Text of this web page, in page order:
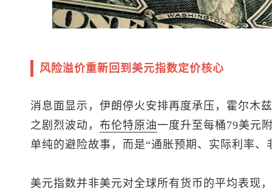
风险溢价重新回到 美元指数定价核心
消息面显示，伊朗停火安排再度承压，霍尔木
之剧烈波动， 布伦特原油一度升至每桶79美元
单纯的避险故事，而是“通胀预期、实际利率
美元指数并非美元对全球所有货币的平均表现